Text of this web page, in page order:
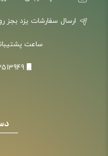
ساعت پشتیبانی